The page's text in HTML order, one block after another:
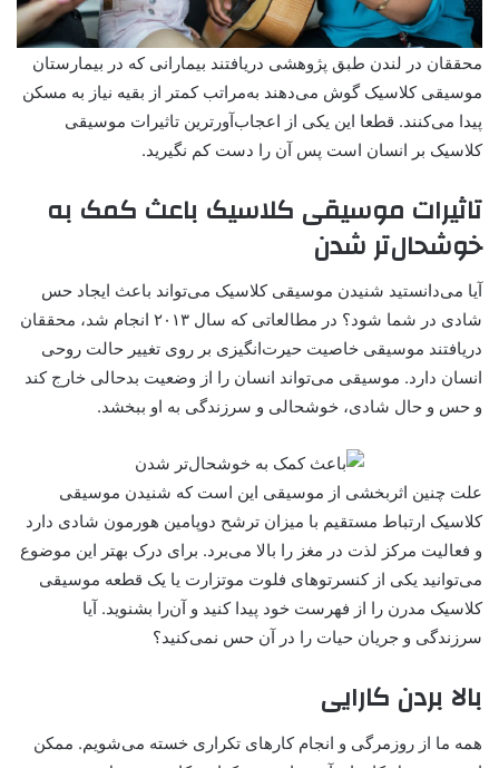
محققان در لندن طبق پژوهشی دریافتند بیمارانی که در بیمارستان
موسیقی کلاسیک گوش می‌دهند به‌مراتب کمتر از بقیه نیاز به مسکن‌
پیدا می‌کنند. قطعا این یکی از اعجاب‌آورترین تاثیرات موسیقی
کلاسیک بر انسان است پس آن را دست کم نگیرید.
تاثیرات موسیقی کلاسیک باعث کمک به
خوشحال‌تر شدن
آیا می‌دانستید شنیدن موسیقی کلاسیک می‌تواند باعث ایجاد حس
شادی در شما شود؟ در مطالعاتی که سال ۲۰۱۳ انجام شد، محققان
دریافتند موسیقی خاصیت حیرت‌انگیزی بر روی تغییر حالت روحی
انسان دارد. موسیقی می‌تواند انسان را از وضعیت بدحالی خارج کند
و حس و حال شادی، خوشحالی و سرزندگی به او ببخشد.
علت چنین اثربخشی از موسیقی این است که شنیدن موسیقی
کلاسیک ارتباط مستقیم با میزان ترشح دوپامین هورمون شادی دارد
و فعالیت مرکز لذت در مغز را بالا می‌برد. برای درک بهتر این موضوع
می‌توانید یکی از کنسرتوهای فلوت موتزارت یا یک قطعه موسیقی
کلاسیک مدرن را از فهرست خود پیدا کنید و آن‌را بشنوید. آیا
سرزندگی و جریان حیات را در آن حس نمی‌کنید؟
بالا بردن کارایی
همه ما از روزمرگی و انجام کارهای تکراری خسته می‌شویم. ممکن